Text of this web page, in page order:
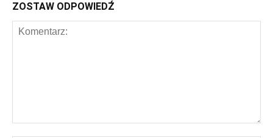
ZOSTAW ODPOWIEDŹ